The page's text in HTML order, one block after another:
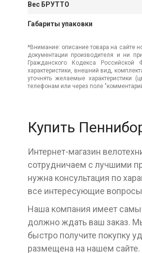
Вес БРУТТО
Габариты упаковки
*Внимание: описание товара на сайте
документации производителя и ни
Гражданского Кодекса Российской
характеристики, внешний вид,
уточнять желаемые характеристики
телефонам или через поле
Купить
Интернет-магазин
сотрудничаем с лучшими
нужна консультация по
все интересующие
Наша компания имеет
должно ждать ваш заказ.
быстро получите покупку
размещена на нашем сайте.